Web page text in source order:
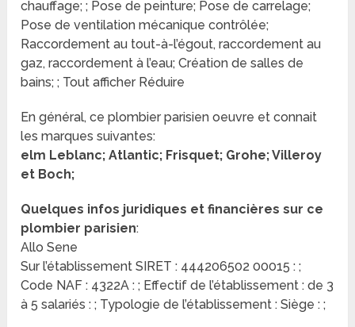
chauffage; ; Pose de peinture; Pose de carrelage;
Pose de ventilation mécanique contrôlée;
Raccordement au tout-à-l’égout, raccordement au
gaz, raccordement à l’eau; Création de salles de
bains; ; Tout afficher Réduire
En général, ce plombier parisien oeuvre et connait
les marques suivantes:
elm Leblanc; Atlantic; Frisquet; Grohe; Villeroy
et Boch;
Quelques infos juridiques et financières sur ce
plombier parisien:
Allo Sene
Sur l’établissement SIRET : 444206502 00015 : ;
Code NAF : 4322A : ; Effectif de l’établissement : de 3
à 5 salariés : ; Typologie de l’établissement : Siège : ;